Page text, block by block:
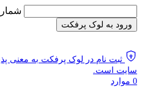
ورود به لوک پرفکت
ثبت نام در لوک پرفکت به معنی
سایت است.
0 موارد